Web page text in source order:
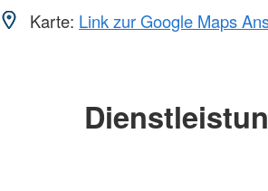
Karte: Link zur Google Maps